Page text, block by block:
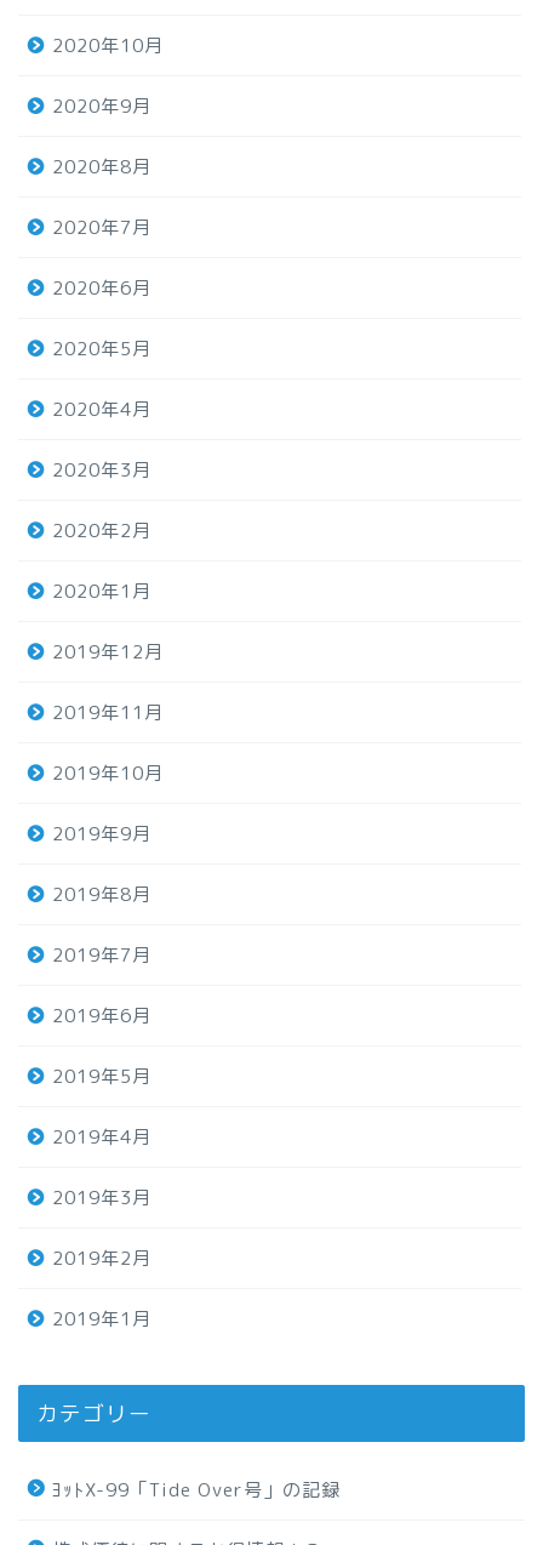
2020年10月
2020年9月
2020年8月
2020年7月
2020年6月
2020年5月
2020年4月
2020年3月
2020年2月
2020年1月
2019年12月
2019年11月
2019年10月
2019年9月
2019年8月
2019年7月
2019年6月
2019年5月
2019年4月
2019年3月
2019年2月
2019年1月
カテゴリー
ﾖｯﾄX-99「Tide Over号」の記録